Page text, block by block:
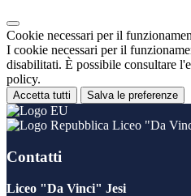
Cookie necessari per il
I cookie necessari per il
disabilitati. È possibile consultare
policy.
Accetta tutti Salva le preferenze
Liceo "Da
Contatti
Liceo "Da Vinci" Jesi